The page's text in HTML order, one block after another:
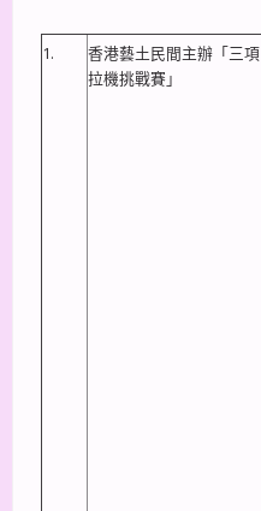
1. 香港藝土民間主辦「三項
拉機挑戰賽」